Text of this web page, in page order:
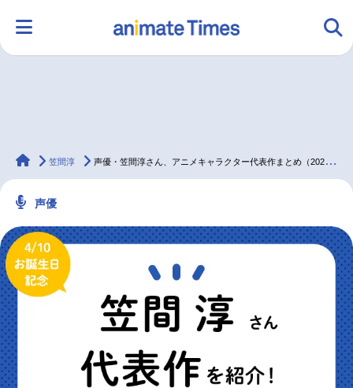
ラジオ みんなの声 グッズ 映画
2.5次元 配信・Vtuber
実写化映画一覧
animateTimes
笠間淳 声優・笠間淳さん、アニメキャラクター代表作まとめ（2025年版）
声優